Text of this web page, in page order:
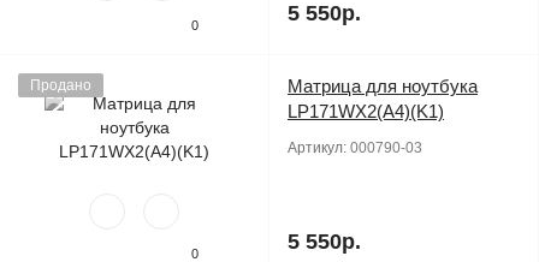
0 5 550р.
Продано
0
Матрица для ноутбука
LP171WX2(A4)(K1)
Артикул: 000790-03
5 550р.